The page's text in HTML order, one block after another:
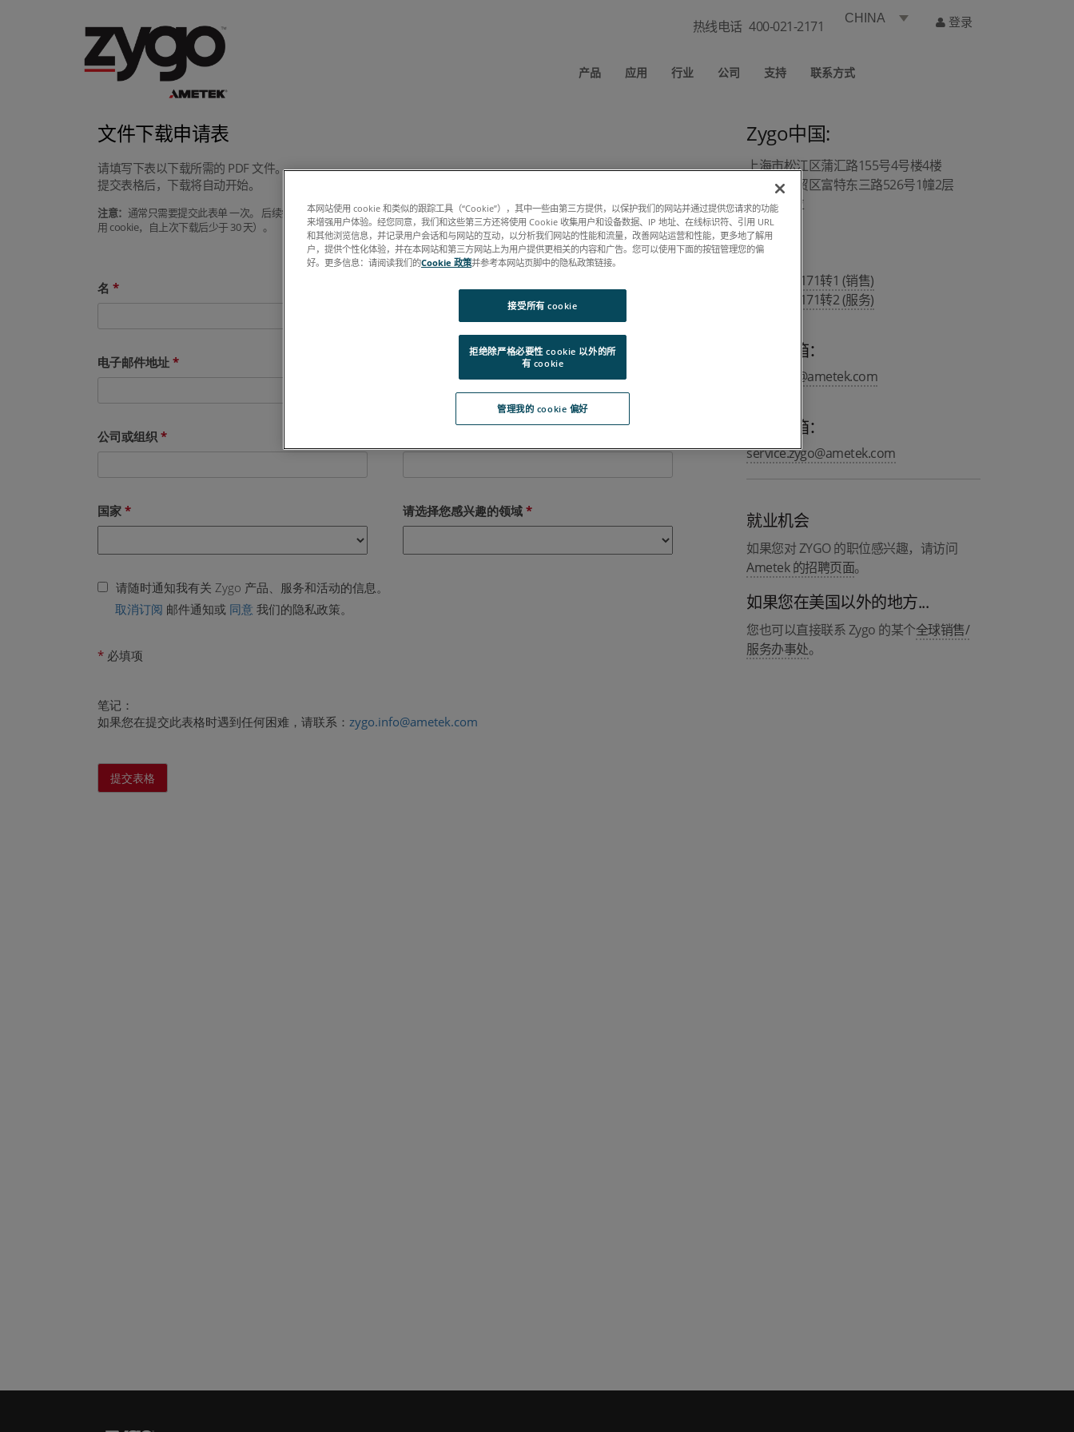
热线电话 400-021-2171 CHINA 登录
产品 应用 行业 公司 支持 联系方式
Zygo中国:
上海市松江区蒲汇路155号4号楼4楼
上海市自贸区富特东三路526号1幢2层
A1/A4部位
热线 :
400 021 2171转1 (销售)
400 021 2171转2 (服务)
销售邮箱：
info.zygo@ametek.com
服务邮箱：
service.zygo@ametek.com
就业机会
如果您对 ZYGO 的职位感兴趣，请访问
Ametek 的招聘页面。
如果您在美国以外的地方...
您也可以直接联系 Zygo 的某个全球销售/
服务办事处。
文件下载申请表
请填写下表以下载所需的 PDF 文件。
提交表格后，下载将自动开始。
注意： 通常只需要提交此表单 一次。 后续尝试下载手册或规范 PDF 时应绕过此表单（要求：相同的浏览器、相同的计算机、允许使
用 cookie，自上次下载后少于 30 天）。
本网站使用 cookie 和类似的跟踪工具（“Cookie”），其中一些由第三方提供，以保护我们的网站并通过提供您请求的功能
来增强用户体验。经您同意，我们和这些第三方还将使用 Cookie 收集用户和设备数据、IP 地址、在线标识符、引用 URL
和其他浏览信息，并记录用户会话和与网站的互动，以分析我们网站的性能和流量，改善网站运营和性能，更多地了解用
户，提供个性化体验，并在本网站和第三方网站上为用户提供更相关的内容和广告。您可以使用下面的按钮管理您的偏
好。更多信息：请阅读我们的Cookie 政策并参考本网站页脚中的隐私政策链接。
管理我的 cookie 偏好
拒绝除严格必要性 cookie 以外的所
有 cookie
接受所有 cookie